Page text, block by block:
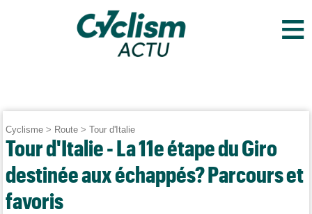
≡
Cyclisme > Route >Tour d'Italie
Tour d'Italie - La 11e étape du Giro
destinée aux échappés? Parcours et
favoris